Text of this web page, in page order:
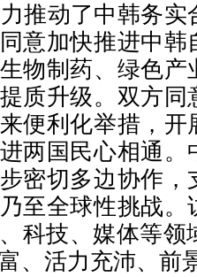
推动了中韩务
意加快推进中
物制药、绿色
质升级。双方
便利化举措，
两国民心相通
密切多边协作
至全球性挑战
科技、媒体等
、活力充沛、前